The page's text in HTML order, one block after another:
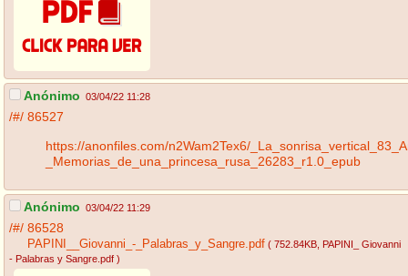
Anónimo 03/04/22 11:28
/#/ 86527
https://anonfiles.com/n2Wam2Tex6/
_Memorias_de_una_princesa_rusa_26283_r1.0_epub
Anónimo 03/04/22 11:29
/#/ 86528
PAPINI__Giovanni_-_Palabras_y_Sangre.pdf ( 752.84KB , PAPINI_ Giovanni
- Palabras y Sangre.pdf )